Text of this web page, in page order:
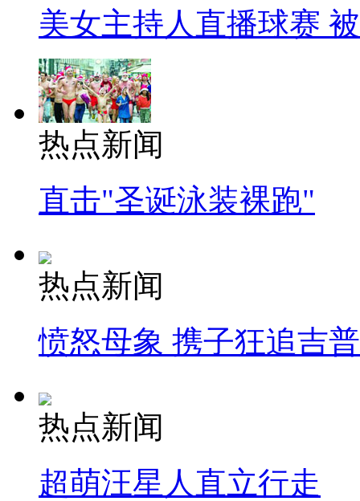
美女主持人直播球赛
热点新闻
直击"圣诞泳装裸跑"
热点新闻
愤怒母象 携子狂追吉
热点新闻
超萌汪星人直立行走